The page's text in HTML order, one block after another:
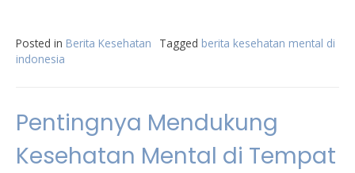
Posted in Berita Kesehatan Tagged berita kesehatan mental di
indonesia
Pentingnya Mendukung
Kesehatan Mental di Tempat